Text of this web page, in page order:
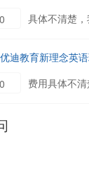
0
迪教育新理念英
0